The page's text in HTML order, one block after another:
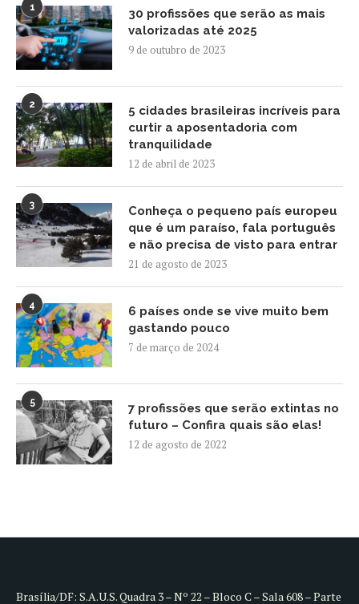
1
30 profissões que serão as mais
valorizadas até 2025
9 de outubro de 2023
2
5 cidades brasileiras incríveis para
curtir a aposentadoria com
tranquilidade
12 de abril de 2023
3
Conheça o pequeno país europeu
que é um paraíso, fala português
e não precisa de visto para entrar
21 de agosto de 2023
4
6 países onde se vive muito bem
gastando pouco
7 de março de 2024
5
7 profissões que serão extintas no
futuro – Confira quais são elas!
12 de agosto de 2022
Brasília/DF: S.A.U.S. Quadra 3 – Nº 22 – Bloco C – Sala 608 – Parte